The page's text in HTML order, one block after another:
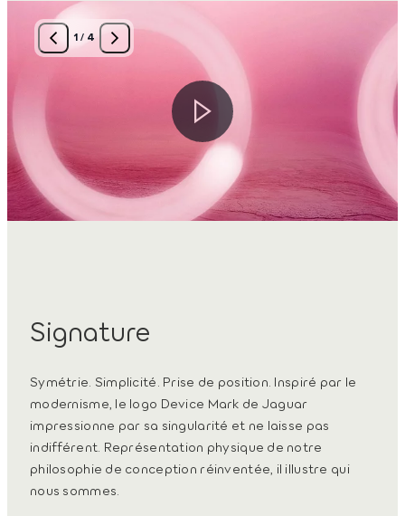
Signature
Symétrie. Simplicité. Prise de position. Inspiré par le
modernisme, le logo Device Mark de Jaguar
impressionne par sa singularité et ne laisse pas
indifférent. Représentation physique de notre
philosophie de conception réinventée, il illustre qui
nous sommes.
1/ 4